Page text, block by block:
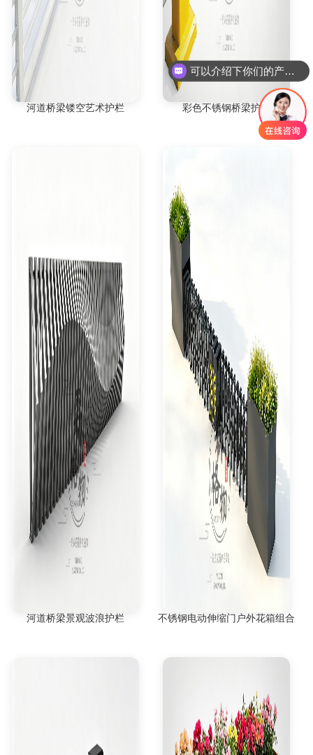
河道桥梁镂空艺术护栏 彩色不锈钢桥梁护栏
河道桥梁景观波浪护栏 不锈钢电动伸缩门户外花箱组合
可以介绍下你们的产品么